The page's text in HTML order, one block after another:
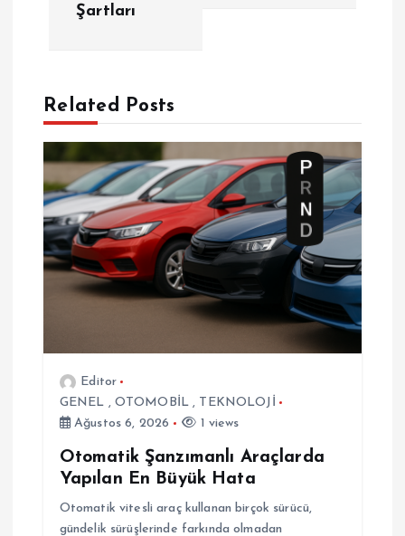
g
e
z
Şartları
Related Posts
Editor
GENEL , OTOMOBİL , TEKNOLOJİ
Ağustos 6, 2026
1 views
Otomatik Şanzımanlı Araçlarda
Yapılan En Büyük Hata
Otomatik vitesli araç kullanan birçok sürücü,
gündelik sürüşlerinde farkında olmadan